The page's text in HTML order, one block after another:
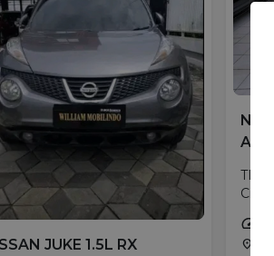
JUKE 1.5L RX
TDP
Cicilan
location_on